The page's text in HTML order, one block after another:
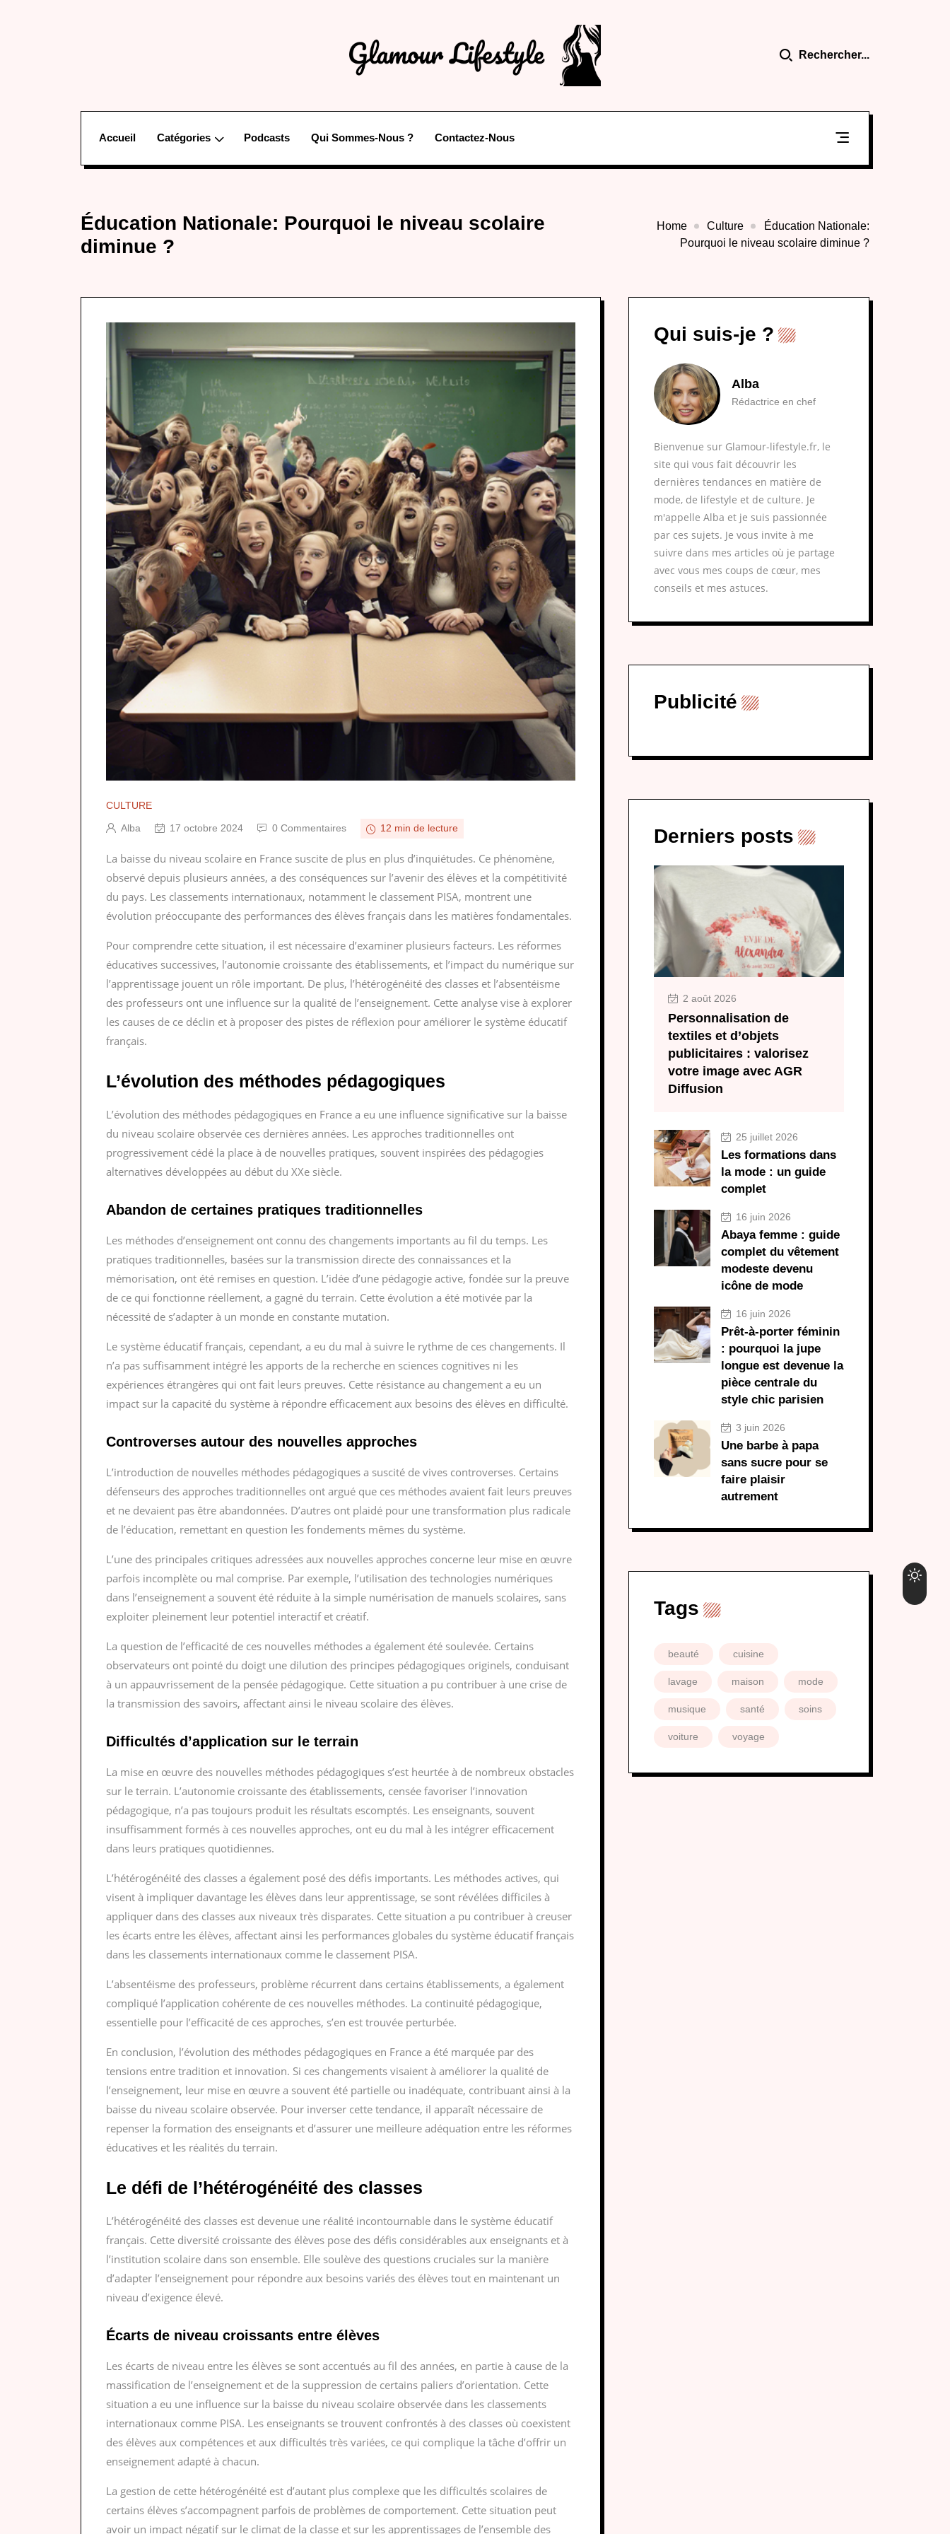
Rechercher...
Accueil Catégories Podcasts Qui Sommes-Nous ? Contactez-Nous
Éducation Nationale: Pourquoi le niveau scolaire
diminue ?
Home Culture
Éducation Nationale:
Pourquoi le niveau scolaire diminue ?
CULTURE
Alba
17 octobre 2024 0 Commentaires 12 min de lecture
La baisse du niveau scolaire en France suscite de plus en plus d’inquiétudes. Ce phénomène,
observé depuis plusieurs années, a des conséquences sur l’avenir des élèves et la compétitivité
du pays. Les classements internationaux, notamment le classement PISA, montrent une
évolution préoccupante des performances des élèves français dans les matières fondamentales.
Pour comprendre cette situation, il est nécessaire d’examiner plusieurs facteurs. Les réformes
éducatives successives, l’autonomie croissante des établissements, et l’impact du numérique sur
l’apprentissage jouent un rôle important. De plus, l’hétérogénéité des classes et l’absentéisme
des professeurs ont une influence sur la qualité de l’enseignement. Cette analyse vise à explorer
les causes de ce déclin et à proposer des pistes de réflexion pour améliorer le système éducatif
français.
L’évolution des méthodes pédagogiques
L’évolution des méthodes pédagogiques en France a eu une influence significative sur la baisse
du niveau scolaire observée ces dernières années. Les approches traditionnelles ont
progressivement cédé la place à de nouvelles pratiques, souvent inspirées des pédagogies
alternatives développées au début du XXe siècle.
Abandon de certaines pratiques traditionnelles
Les méthodes d’enseignement ont connu des changements importants au fil du temps. Les
pratiques traditionnelles, basées sur la transmission directe des connaissances et la
mémorisation, ont été remises en question. L’idée d’une pédagogie active, fondée sur la preuve
de ce qui fonctionne réellement, a gagné du terrain. Cette évolution a été motivée par la
nécessité de s’adapter à un monde en constante mutation.
Le système éducatif français, cependant, a eu du mal à suivre le rythme de ces changements. Il
n’a pas suffisamment intégré les apports de la recherche en sciences cognitives ni les
expériences étrangères qui ont fait leurs preuves. Cette résistance au changement a eu un
impact sur la capacité du système à répondre efficacement aux besoins des élèves en difficulté.
Controverses autour des nouvelles approches
L’introduction de nouvelles méthodes pédagogiques a suscité de vives controverses. Certains
défenseurs des approches traditionnelles ont argué que ces méthodes avaient fait leurs preuves
et ne devaient pas être abandonnées. D’autres ont plaidé pour une transformation plus radicale
de l’éducation, remettant en question les fondements mêmes du système.
L’une des principales critiques adressées aux nouvelles approches concerne leur mise en œuvre
parfois incomplète ou mal comprise. Par exemple, l’utilisation des technologies numériques
dans l’enseignement a souvent été réduite à la simple numérisation de manuels scolaires, sans
exploiter pleinement leur potentiel interactif et créatif.
La question de l’efficacité de ces nouvelles méthodes a également été soulevée. Certains
observateurs ont pointé du doigt une dilution des principes pédagogiques originels, conduisant
à un appauvrissement de la pensée pédagogique. Cette situation a pu contribuer à une crise de
la transmission des savoirs, affectant ainsi le niveau scolaire des élèves.
Difficultés d’application sur le terrain
La mise en œuvre des nouvelles méthodes pédagogiques s’est heurtée à de nombreux obstacles
sur le terrain. L’autonomie croissante des établissements, censée favoriser l’innovation
pédagogique, n’a pas toujours produit les résultats escomptés. Les enseignants, souvent
insuffisamment formés à ces nouvelles approches, ont eu du mal à les intégrer efficacement
dans leurs pratiques quotidiennes.
L’hétérogénéité des classes a également posé des défis importants. Les méthodes actives, qui
visent à impliquer davantage les élèves dans leur apprentissage, se sont révélées difficiles à
appliquer dans des classes aux niveaux très disparates. Cette situation a pu contribuer à creuser
les écarts entre les élèves, affectant ainsi les performances globales du système éducatif français
dans les classements internationaux comme le classement PISA.
L’absentéisme des professeurs, problème récurrent dans certains établissements, a également
compliqué l’application cohérente de ces nouvelles méthodes. La continuité pédagogique,
essentielle pour l’efficacité de ces approches, s’en est trouvée perturbée.
En conclusion, l’évolution des méthodes pédagogiques en France a été marquée par des
tensions entre tradition et innovation. Si ces changements visaient à améliorer la qualité de
l’enseignement, leur mise en œuvre a souvent été partielle ou inadéquate, contribuant ainsi à la
baisse du niveau scolaire observée. Pour inverser cette tendance, il apparaît nécessaire de
repenser la formation des enseignants et d’assurer une meilleure adéquation entre les réformes
éducatives et les réalités du terrain.
Le défi de l’hétérogénéité des classes
L’hétérogénéité des classes est devenue une réalité incontournable dans le système éducatif
français. Cette diversité croissante des élèves pose des défis considérables aux enseignants et à
l’institution scolaire dans son ensemble. Elle soulève des questions cruciales sur la manière
d’adapter l’enseignement pour répondre aux besoins variés des élèves tout en maintenant un
niveau d’exigence élevé.
Écarts de niveau croissants entre élèves
Les écarts de niveau entre les élèves se sont accentués au fil des années, en partie à cause de la
massification de l’enseignement et de la suppression de certains paliers d’orientation. Cette
situation a eu une influence sur la baisse du niveau scolaire observée dans les classements
internationaux comme PISA. Les enseignants se trouvent confrontés à des classes où coexistent
des élèves aux compétences et aux difficultés très variées, ce qui complique la tâche d’offrir un
enseignement adapté à chacun.
La gestion de cette hétérogénéité est d’autant plus complexe que les difficultés scolaires de
certains élèves s’accompagnent parfois de problèmes de comportement. Cette situation peut
avoir un impact négatif sur le climat de la classe et sur les apprentissages de l’ensemble des
Qui suis-je ?
Alba
Rédactrice en chef
Bienvenue sur Glamour-lifestyle.fr, le
site qui vous fait découvrir les
dernières tendances en matière de
mode, de lifestyle et de culture. Je
m'appelle Alba et je suis passionnée
par ces sujets. Je vous invite à me
suivre dans mes articles où je partage
avec vous mes coups de cœur, mes
conseils et mes astuces.
Publicité
Derniers posts
2 août 2026
Personnalisation de
textiles et d’objets
publicitaires : valorisez
votre image avec AGR
Diffusion
25 juillet 2026
Les formations dans
la mode : un guide
complet
16 juin 2026
Abaya femme : guide
complet du vêtement
modeste devenu
icône de mode
16 juin 2026
Prêt-à-porter féminin
: pourquoi la jupe
longue est devenue la
pièce centrale du
style chic parisien
3 juin 2026
Une barbe à papa
sans sucre pour se
faire plaisir
autrement
Tags
beauté cuisine
lavage maison mode
musique santé soins
voiture voyage